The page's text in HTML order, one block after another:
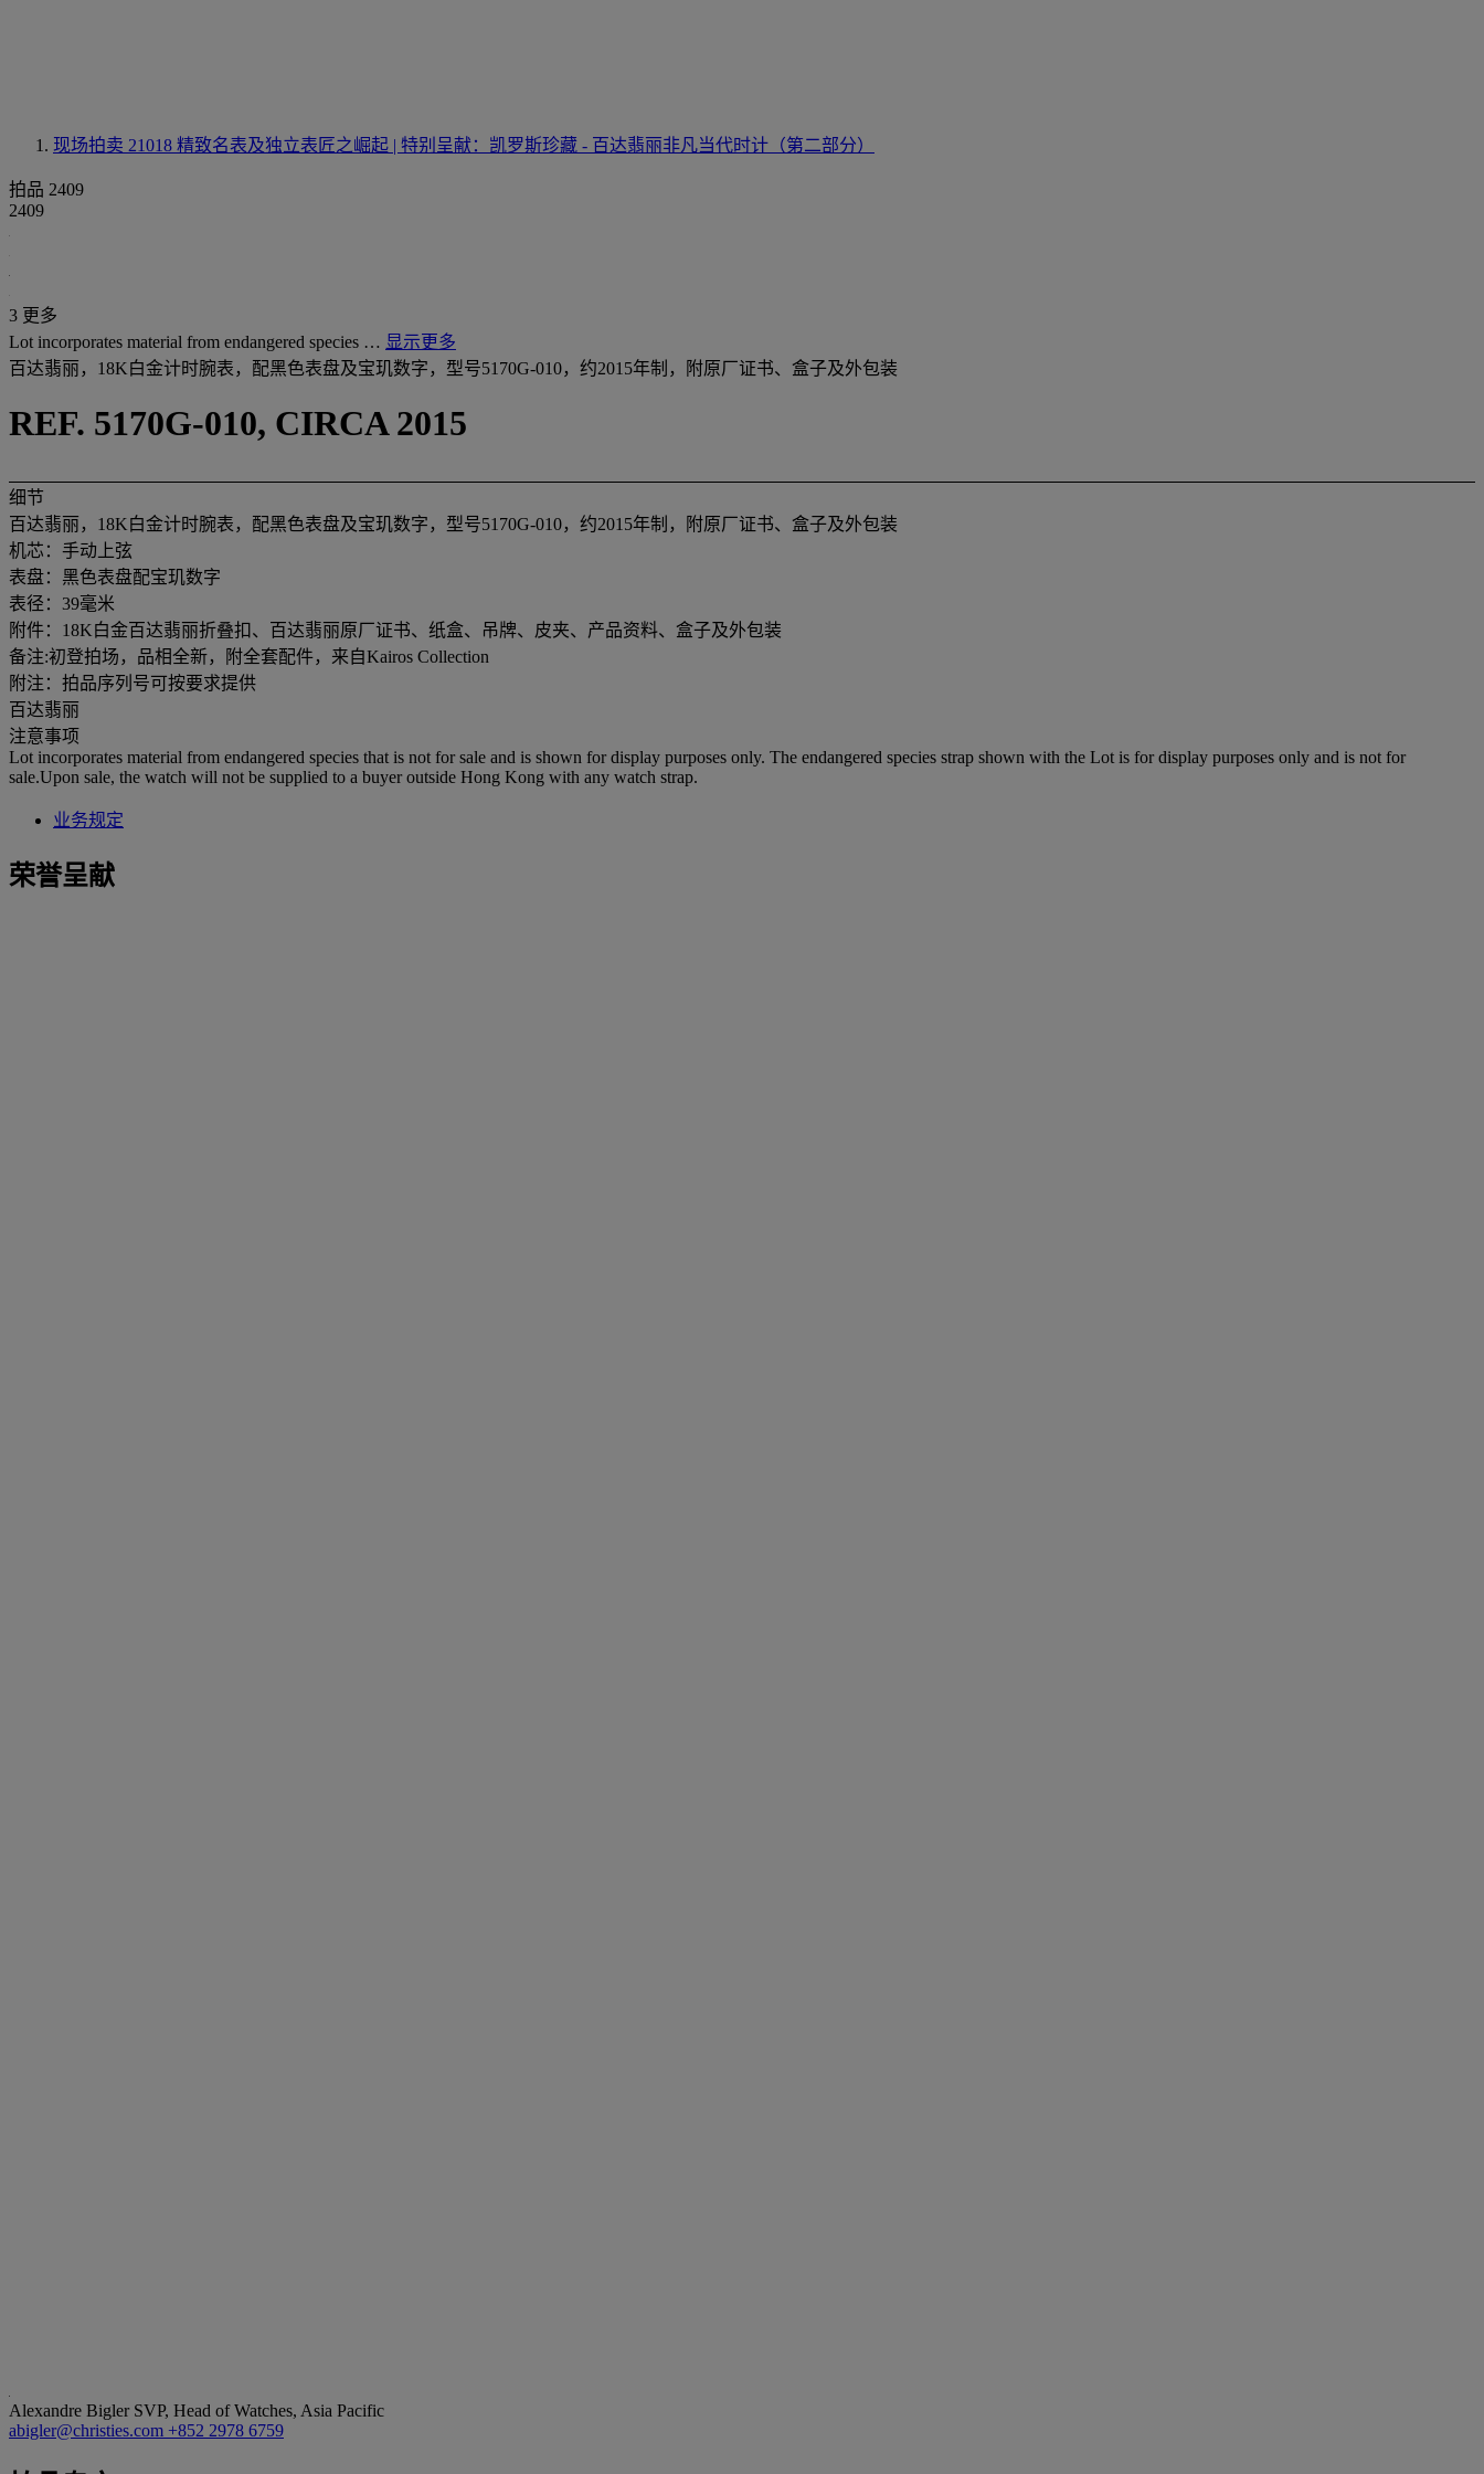
现场拍卖 21018 精致名表及独立表匠之崛起 | 特别呈献：凯罗斯珍藏 - 百达翡丽非凡当代时计（第二部分）
拍品 2409
2409
3 更多
Lot incorporates material from endangered species … 显示更多
百达翡丽，18K白金计时腕表，配黑色表盘及宝玑数字，型号5170G-010，约2015年制，附原厂证书、盒子及外包装
REF. 5170G-010, CIRCA 2015
细节
百达翡丽，18K白金计时腕表，配黑色表盘及宝玑数字，型号5170G-010，约2015年制，附原厂证书、盒子及外包装
机芯：手动上弦
表盘：黑色表盘配宝玑数字
表径：39毫米
附件：18K白金百达翡丽折叠扣、百达翡丽原厂证书、纸盒、吊牌、皮夹、产品资料、盒子及外包装
备注:初登拍场，品相全新，附全套配件，来自Kairos Collection
附注：拍品序列号可按要求提供
百达翡丽
注意事项
Lot incorporates material from endangered species that is not for sale and is shown for display purposes only. The endangered species strap shown with the Lot is for display purposes only and is not for
sale.Upon sale, the watch will not be supplied to a buyer outside Hong Kong with any watch strap.
业务规定
荣誉呈献
Alexandre Bigler SVP, Head of Watches, Asia Pacific
abigler@christies.com +852 2978 6759